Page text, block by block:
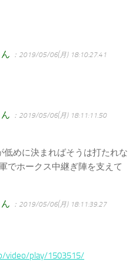
：2019/05/06(月) 18:10:27.41
：2019/05/06(月) 18:11:11.50
めに決まればそうは打たれな
でホークス中継ぎ陣を支えて
：2019/05/06(月) 18:11:39.27
video/play/1503515/